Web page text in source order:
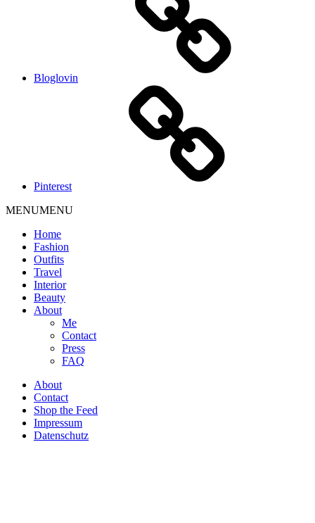
Bloglovin
Pinterest
MENUMENU
Home
Fashion
Outfits
Travel
Interior
Beauty
About
Me
Contact
Press
FAQ
About
Contact
Shop the Feed
Impressum
Datenschutz